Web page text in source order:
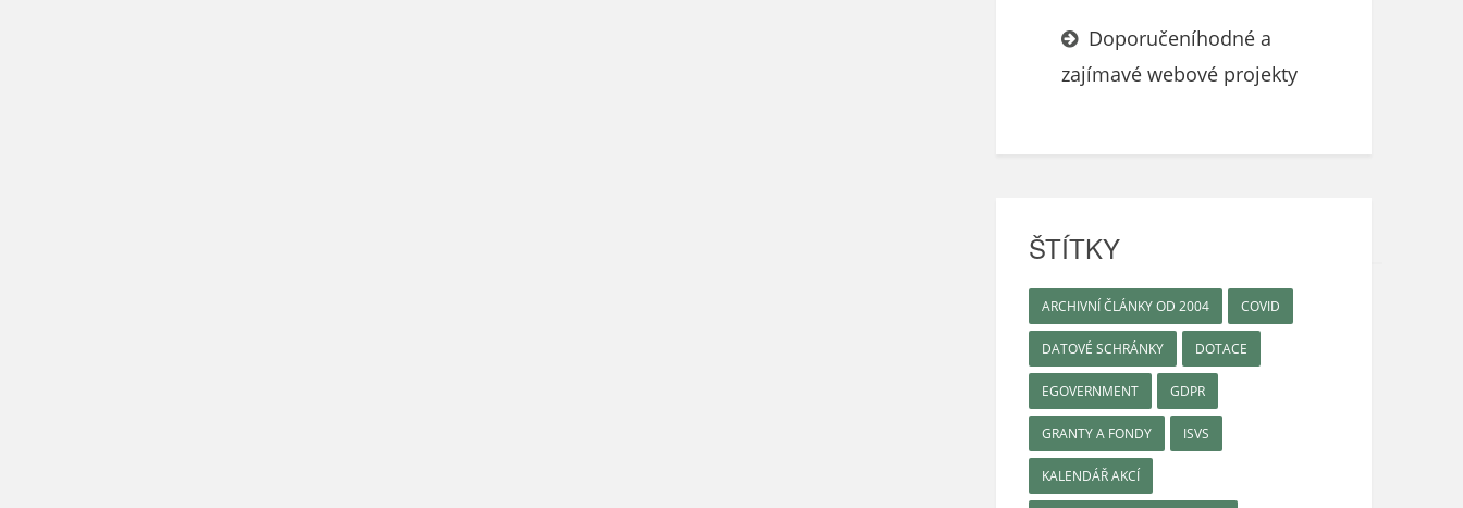
Doporučeníhodné a
zajímavé webové projekty
ŠTÍTKY
ARCHIVNÍ ČLÁNKY OD 2004 COVID
DATOVÉ SCHRÁNKY DOTACE
EGOVERNMENT GDPR
GRANTY A FONDY ISVS
KALENDÁŘ AKCÍ